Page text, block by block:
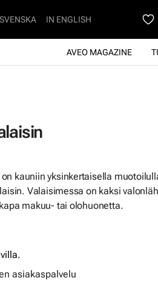
AVEO MAGAZINE
IN ENGLISH
kauniin yksinkertaisella
Valaisimessa on kaksi
makuu- tai olohuonetta.
asiakaspalvelu